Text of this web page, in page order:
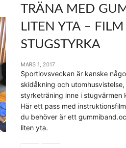
TRÄNA MED
LITEN YTA –
STUGSTYRKA
MARS 1, 2017
Sportlovsveckan är kanske
skidåkning och
styrketräning inne i stugvärmen
Här ett pass med
du behöver är ett
liten yta.